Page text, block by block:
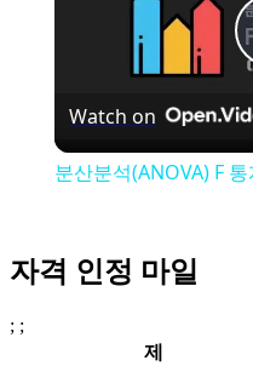
Watch on
분산분석(ANOVA) F
자격 인정 마일
; ;
제